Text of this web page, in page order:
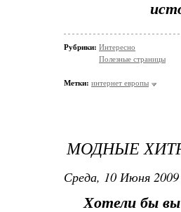
Рубрики: Интересно
Полезные страницы
Метки: интернет европы
МОДНЫЕ
Среда, 10 Июня
Хотели бы